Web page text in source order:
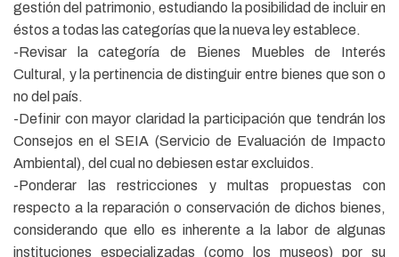
gestión del patrimonio, estudiando la posibilidad de incluir en
éstos a todas las categorías que la nueva ley establece.
-Revisar la categoría de Bienes Muebles de Interés
Cultural, y la pertinencia de distinguir entre bienes que son o
no del país.
-Definir con mayor claridad la participación que tendrán los
Consejos en el SEIA (Servicio de Evaluación de Impacto
Ambiental), del cual no debiesen estar excluidos.
-Ponderar las restricciones y multas propuestas con
respecto a la reparación o conservación de dichos bienes,
considerando que ello es inherente a la labor de algunas
instituciones especializadas (como los museos) por su